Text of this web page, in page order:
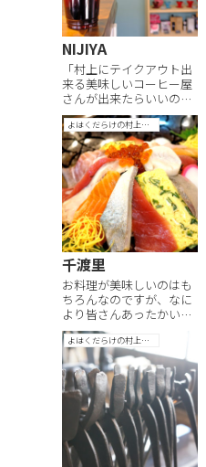
NIJIYA
「村上にテイクアウト出
来る美味しいコーヒー屋
さんが出来たらいいのに
な…。（あとはこだわり
のベーカリーと素敵な選
書の本屋さんも…）」 宿
を開くという目標を抱い
ていた頃からの願望。そ
のひとつを、NIJIYAさん
が叶えてくれました。 自
家焙煎のコ...
よはくだらけの村上手帖
千渡里
お料理が美味しいのはも
ちろんなのですが、なに
より皆さんあったかい。
ひとが素敵。 ゲストハウ
スが初めて、と、少し緊
張した顔で来られたお客
様も、千渡里さんに行っ
て帰ってくると、みなさ
ん柔らかな笑顔になって
「良いお店でした…！紹
介してもらってよか...
よはくだらけの村上手帖